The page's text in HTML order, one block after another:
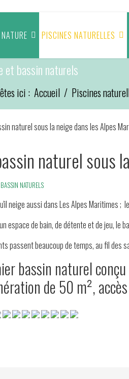
PISCINES NATURELLES
et bassin naturels
ici : Accueil Piscines
naturel sous
NATURELS
neige aussi dans Les Alpes Maritimes ;
espace de bain, de détente et de jeu,
passent beaucoup de temps, au fil des
bassin naturel
de 50 m²,